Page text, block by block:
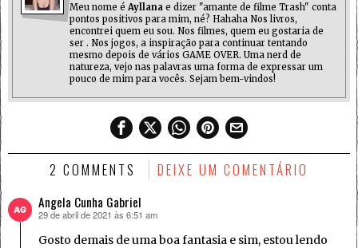
Meu nome é Ayllana e dizer "amante de filme Trash" conta
pontos positivos para mim, né? Hahaha Nos livros,
encontrei quem eu sou. Nos filmes, quem eu gostaria de
ser . Nos jogos, a inspiração para continuar tentando
mesmo depois de vários GAME OVER. Uma nerd de
natureza, vejo nas palavras uma forma de expressar um
pouco de mim para vocês. Sejam bem-vindos!
2 COMMENTS DEIXE UM COMENTÁRIO
Angela Cunha Gabriel
disse:
29 de abril de 2021 às 6:51 am
Gosto demais de uma boa fantasia e sim, estou lendo